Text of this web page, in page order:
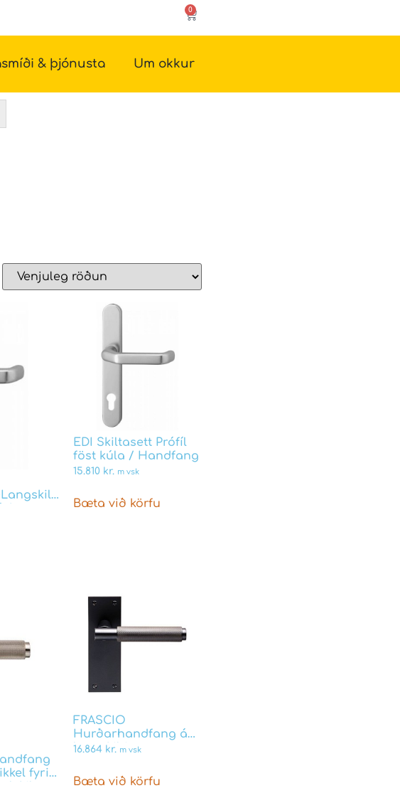
0
& þjónusta Um okkur
EDI Skiltasett Prófíl
föst kúla / Handfang
15.810 kr. m vsk
Bæta við körfu
fyrir
FRASCIO
Hurðarhandfang á
langskilti matt svart
skegglykil VARESE
16.864 kr. m vsk
Bæta við körfu